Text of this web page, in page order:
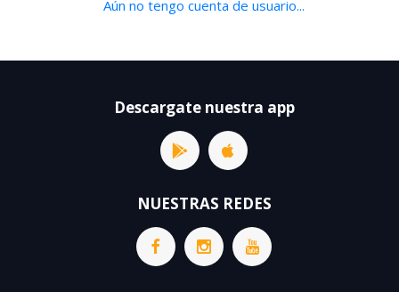
Aún no tengo cuenta de usuario...
Descargate nuestra app
NUESTRAS REDES